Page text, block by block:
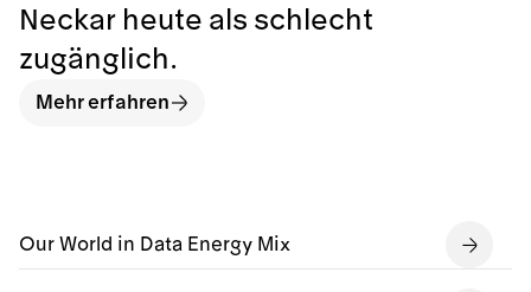
Our World in Data Energy Mix
Neckar heute als schlecht
zugänglich.
Mehr erfahren